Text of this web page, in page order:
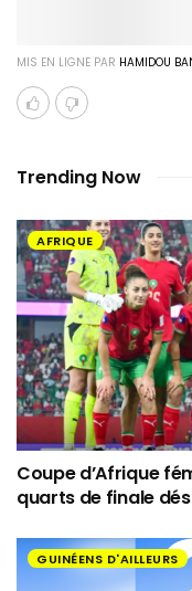
MIS EN LIGNE PAR HAMIDOU
Trending Now
AFRIQUE
Coupe d’Afrique
quarts de finale
GUINÉENS D'AILLEURS